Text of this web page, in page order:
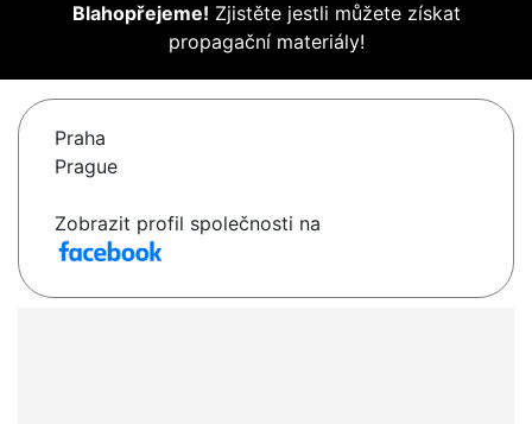
Blahopřejeme! Zjistěte jestli můžete získat
propagační materiály!
Praha
Prague
Zobrazit profil společnosti na